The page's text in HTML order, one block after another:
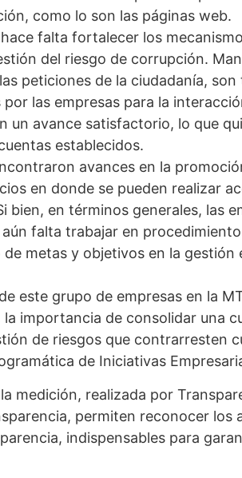
como lo son las páginas web.
falta fortalecer los
del riesgo de corrupción.
peticiones de la ciudadanía,
por las empresas para la
un avance satisfactorio, lo que
establecidos.
avances en la
en donde se pueden realizar
bien, en términos generales, las
falta trabajar en
metas y objetivos en la
este grupo de empresas en la
la importancia de consolidar una
de riesgos que contrarresten
de Iniciativas
medición, realizada por
permiten reconocer los
indispensables para